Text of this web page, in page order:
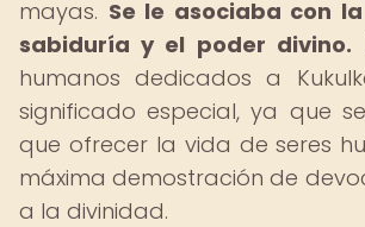
mayas. Se le asociaba con
sabiduría y el poder divino.
humanos dedicados a
significado especial, ya que
que ofrecer la vida de seres
máxima demostración de
a la divinidad.